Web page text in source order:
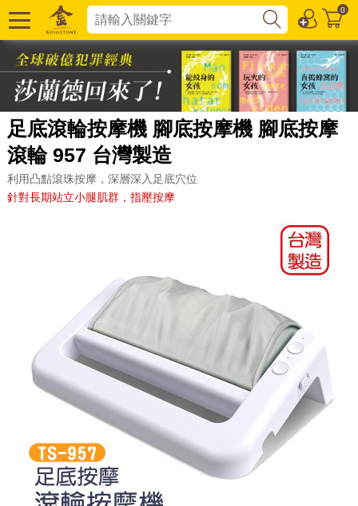
0
足底滾輪按摩機 腳底按摩機 腳底按摩
滾輪 957 台灣製造
利用凸點滾珠按摩，深層深入足底穴位
針對長期站立小腿肌群，指壓按摩